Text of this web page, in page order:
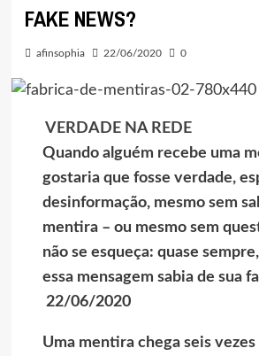
FAKE NEWS?
afinsophia 22/06/2020 0
VERDADE NA REDE
Quando alguém recebe uma
gostaria que fosse verdade,
desinformação, mesmo sem
mentira – ou mesmo sem
não se esqueça: quase
essa mensagem sabia de sua
22/06/2020
Uma mentira chega seis